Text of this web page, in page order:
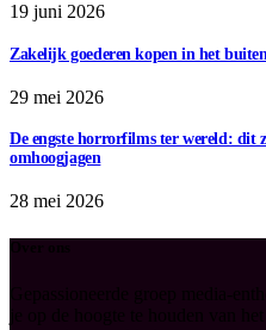
19 juni 2026
Zakelijk goederen kopen in het
29 mei 2026
De engste horrorfilms ter wereld: dit
omhoogjagen
28 mei 2026